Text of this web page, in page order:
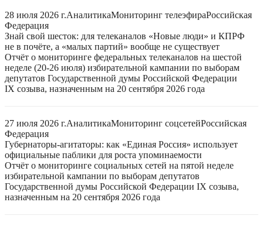
28 июля 2026 г.АналитикаМониторинг телеэфираРоссийская
Федерация
Знай свой шесток: для телеканалов «Новые люди» и КПРФ
не в почёте, а «малых партий» вообще не существует
Отчёт о мониторинге федеральных телеканалов на шестой
неделе (20-26 июля) избирательной кампании по выборам
депутатов Государственной думы Российской Федерации
IX созыва, назначенным на 20 сентября 2026 года
27 июля 2026 г.АналитикаМониторинг соцсетейРоссийская
Федерация
Губернаторы-агитаторы: как «Единая Россия» использует
официальные паблики для роста упоминаемости
Отчёт о мониторинге социальных сетей на пятой неделе
избирательной кампании по выборам депутатов
Государственной думы Российской Федерации IX созыва,
назначенным на 20 сентября 2026 года